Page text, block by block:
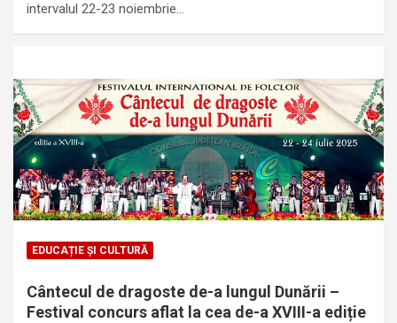
intervalul 22-23 noiembrie…
EDUCAȚIE ȘI CULTURĂ
Cântecul de dragoste de-a lungul Dunării –
Festival concurs aflat la cea de-a XVIII-a ediție